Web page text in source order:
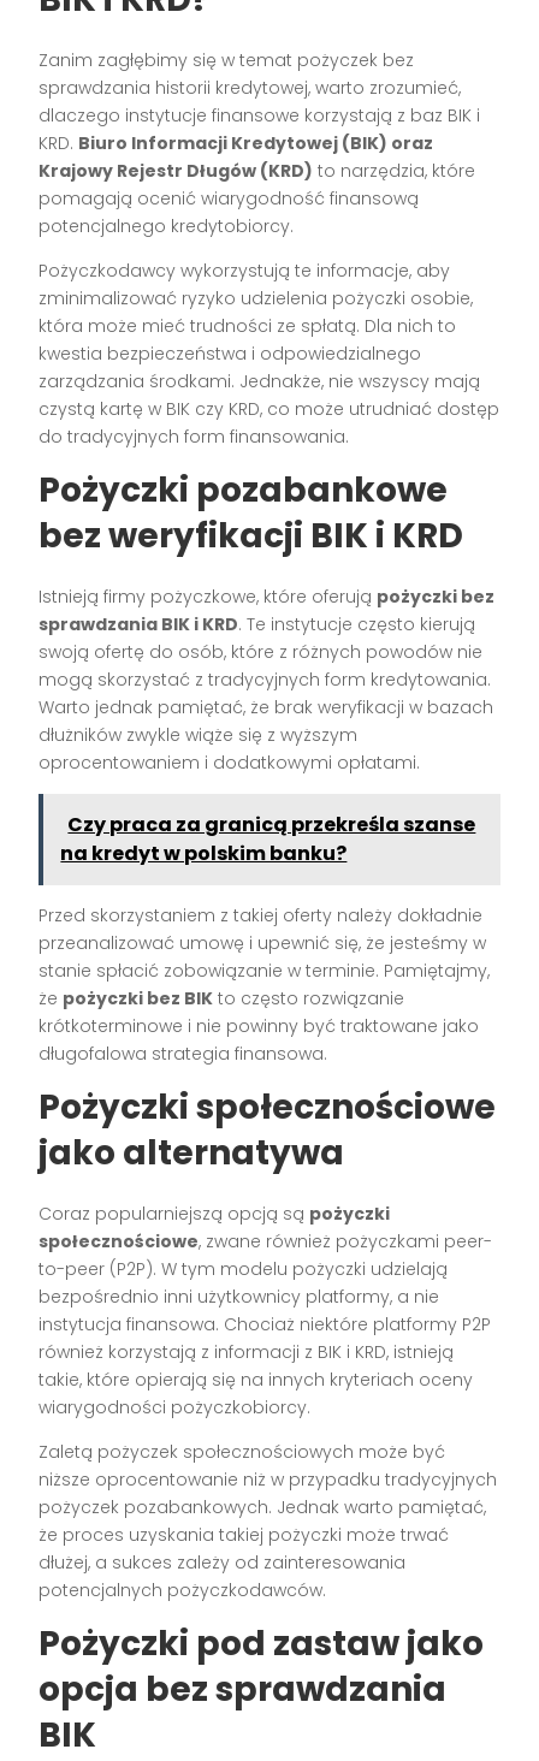
Zanim zagłębimy się w temat pożyczek bez
sprawdzania historii kredytowej, warto zrozumieć,
dlaczego instytucje finansowe korzystają z baz BIK i
KRD. Biuro Informacji Kredytowej (BIK) oraz
Krajowy Rejestr Długów (KRD) to narzędzia, które
pomagają ocenić wiarygodność finansową
potencjalnego kredytobiorcy.
Pożyczkodawcy wykorzystują te informacje, aby
zminimalizować ryzyko udzielenia pożyczki osobie,
która może mieć trudności ze spłatą. Dla nich to
kwestia bezpieczeństwa i odpowiedzialnego
zarządzania środkami. Jednakże, nie wszyscy mają
czystą kartę w BIK czy KRD, co może utrudniać dostęp
do tradycyjnych form finansowania.
Pożyczki pozabankowe
bez weryfikacji BIK i KRD
Istnieją firmy pożyczkowe, które oferują pożyczki bez
sprawdzania BIK i KRD. Te instytucje często kierują
swoją ofertę do osób, które z różnych powodów nie
mogą skorzystać z tradycyjnych form kredytowania.
Warto jednak pamiętać, że brak weryfikacji w bazach
dłużników zwykle wiąże się z wyższym
oprocentowaniem i dodatkowymi opłatami.
Czy praca za granicą przekreśla szanse
na kredyt w polskim banku?
Przed skorzystaniem z takiej oferty należy dokładnie
przeanalizować umowę i upewnić się, że jesteśmy w
stanie spłacić zobowiązanie w terminie. Pamiętajmy,
że pożyczki bez BIK to często rozwiązanie
krótkoterminowe i nie powinny być traktowane jako
długofalowa strategia finansowa.
Pożyczki społecznościowe
jako alternatywa
Coraz popularniejszą opcją są pożyczki
społecznościowe, zwane również pożyczkami peer-
to-peer (P2P). W tym modelu pożyczki udzielają
bezpośrednio inni użytkownicy platformy, a nie
instytucja finansowa. Chociaż niektóre platformy P2P
również korzystają z informacji z BIK i KRD, istnieją
takie, które opierają się na innych kryteriach oceny
wiarygodności pożyczkobiorcy.
Zaletą pożyczek społecznościowych może być
niższe oprocentowanie niż w przypadku tradycyjnych
pożyczek pozabankowych. Jednak warto pamiętać,
że proces uzyskania takiej pożyczki może trwać
dłużej, a sukces zależy od zainteresowania
potencjalnych pożyczkodawców.
Pożyczki pod zastaw jako
opcja bez sprawdzania
BIK